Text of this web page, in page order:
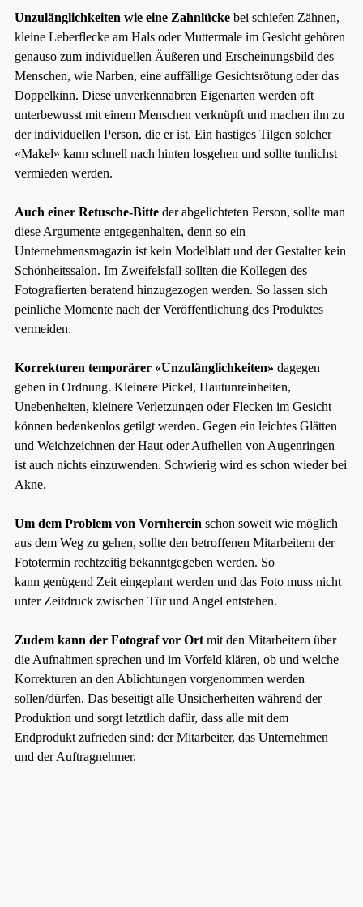
Unzulänglichkeiten wie eine Zahnlücke bei schiefen Zähnen,
kleine Leberflecke am Hals oder Muttermale im Gesicht gehören
genauso zum individuellen Äußeren und Erscheinungsbild des
Menschen, wie Narben, eine auffällige Gesichtsrötung oder das
Doppelkinn. Diese unverkennabren Eigenarten werden oft
unterbewusst mit einem Menschen verknüpft und machen ihn zu
der individuellen Person, die er ist. Ein hastiges Tilgen solcher
«Makel» kann schnell nach hinten losgehen und sollte tunlichst
vermieden werden.
Auch einer Retusche-Bitte der abgelichteten Person, sollte man
diese Argumente entgegenhalten, denn so ein
Unternehmensmagazin ist kein Modelblatt und der Gestalter kein
Schönheitssalon. Im Zweifelsfall sollten die Kollegen des
Fotografierten beratend hinzugezogen werden. So lassen sich
peinliche Momente nach der Veröffentlichung des Produktes
vermeiden.
Korrekturen temporärer «Unzulänglichkeiten» dagegen
gehen in Ordnung. Kleinere Pickel, Hautunreinheiten,
Unebenheiten, kleinere Verletzungen oder Flecken im Gesicht
können bedenkenlos getilgt werden. Gegen ein leichtes Glätten
und Weichzeichnen der Haut oder Aufhellen von Augenringen
ist auch nichts einzuwenden. Schwierig wird es schon wieder bei
Akne.
Um dem Problem von Vornherein schon soweit wie möglich
aus dem Weg zu gehen, sollte den betroffenen Mitarbeitern der
Fototermin rechtzeitig bekanntgegeben werden. So
kann genügend Zeit eingeplant werden und das Foto muss nicht
unter Zeitdruck zwischen Tür und Angel entstehen.
Zudem kann der Fotograf vor Ort mit den Mitarbeitern über
die Aufnahmen sprechen und im Vorfeld klären, ob und welche
Korrekturen an den Ablichtungen vorgenommen werden
sollen/dürfen. Das beseitigt alle Unsicherheiten während der
Produktion und sorgt letztlich dafür, dass alle mit dem
Endprodukt zufrieden sind: der Mitarbeiter, das Unternehmen
und der Auftragnehmer.